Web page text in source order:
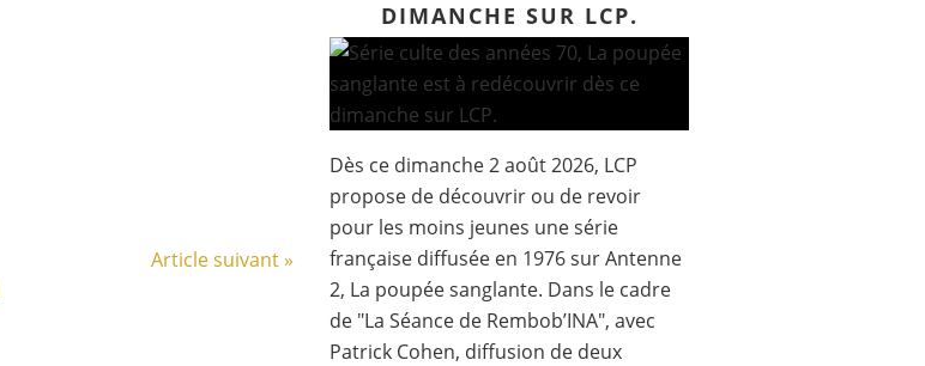
Article suivant »
DIMANCHE SUR LCP.
Dès ce dimanche 2 août 2026, LCP
propose de découvrir ou de revoir
pour les moins jeunes une série
française diffusée en 1976 sur Antenne
2, La poupée sanglante. Dans le cadre
de "La Séance de Rembob’INA", avec
Patrick Cohen, diffusion de deux